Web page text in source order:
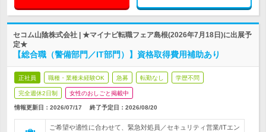
セコム山陰株式会社 | ★マイナビ転職フェア島根(2026年7月18日)に出展予
定★
【総合職（警備部門／IT部門）】資格取得費用補助あり
正社員 職種・業種未経験OK 急募 転勤なし 学歴不問
完全週休2日制 女性のおしごと掲載中
情報更新日：2026/07/17 終了予定日： 2026/08/20
ご希望や適性に合わせて、緊急対処員／セキュリティ営業/ITエン